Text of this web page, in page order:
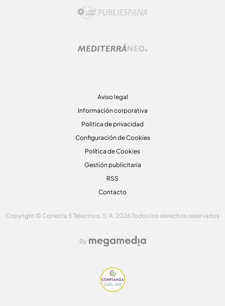
Aviso legal
Información corporativa
Politica de privacidad
Configuración de Cookies
Política de Cookies
Gestión publicitaria
RSS
Contacto
Copyright © Conecta 5 Telecinco, S. A. 2026 Todos los derechos reservados
By